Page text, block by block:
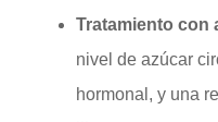
Tratamiento con
nivel de azúcar
hormonal, y una